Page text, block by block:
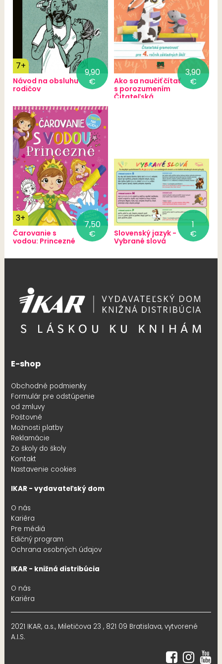
7+
9,90
€
Návod na obsluhu
rodičov
3,90
€
Ako sa naučiť čítať
s porozumením
Čitateľská
3+
7,50
€
Čarovanie s
vodou: Princezné
1
€
Slovenský jazyk -
Vybrané slová
E-shop
Obchodné podmienky
Formulár pre odstúpenie
od zmluvy
Poštovné
Možnosti platby
Reklamácie
Zo školy do školy
Kontakt
Nastavenie cookies
IKAR - vydavateľský dom
O nás
Kariéra
Pre médiá
Edičný program
Ochrana osobných údajov
IKAR - knižná distribúcia
O nás
Kariéra
2021 IKAR, a.s., Miletičova 23 , 821 09 Bratislava, vytvorené
A.I.S.